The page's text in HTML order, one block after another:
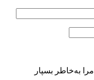
مرا به‌خاطر بسپار